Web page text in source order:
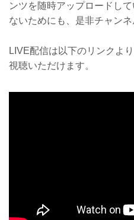
ンツを随時アップロードし
ないためにも、是非チャンネ
LIVE配信は以下のリンクよ
視聴いただけます。